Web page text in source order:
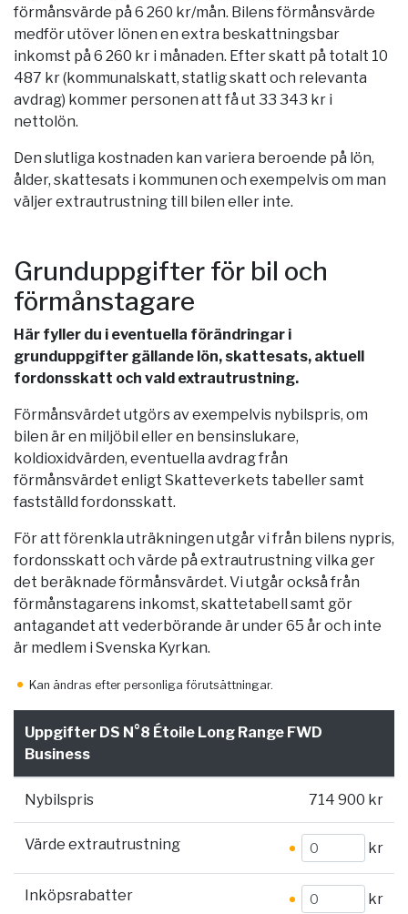
förmånsvärde på 6 260 kr/mån. Bilens förmånsvärde
medför utöver lönen en extra beskattningsbar
inkomst på 6 260 kr i månaden. Efter skatt på totalt 10
487 kr (kommunalskatt, statlig skatt och relevanta
avdrag) kommer personen att få ut 33 343 kr i
nettolön.
Den slutliga kostnaden kan variera beroende på lön,
ålder, skattesats i kommunen och exempelvis om man
väljer extrautrustning till bilen eller inte.
Grunduppgifter för bil och
förmånstagare
Här fyller du i eventuella förändringar i
grunduppgifter gällande lön, skattesats, aktuell
fordonsskatt och vald extrautrustning.
Förmånsvärdet utgörs av exempelvis nybilspris, om
bilen är en miljöbil eller en bensinslukare,
koldioxidvärden, eventuella avdrag från
förmånsvärdet enligt Skatteverkets tabeller samt
fastställd fordonsskatt.
För att förenkla uträkningen utgår vi från bilens nypris,
fordonsskatt och värde på extrautrustning vilka ger
det beräknade förmånsvärdet. Vi utgår också från
förmånstagarens inkomst, skattetabell samt gör
antagandet att vederbörande är under 65 år och inte
är medlem i Svenska Kyrkan.
Kan ändras efter personliga förutsättningar.
Uppgifter DS N°8 Étoile Long Range FWD
Business
Nybilspris 714 900 kr
Värde extrautrustning kr
Inköpsrabatter kr